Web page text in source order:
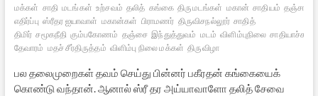
மக்கள் சாதி மடங்கள் உற்சவம் தலித் கங்கை திருமடங்கள் மகான் சாதியம் தஞ்சாவூர்
எதிர்ப்பு ஸ்ரீதர ஐயாவாள் மகான்கள் பிராமணர் திருவிசநல்லூர் சாதித்
திமிர் சமூகநீதி கும்பகோணம் தஞ்சை இந்துத்துவம் மடம் விளிம்புநிலை சாதியாச்சாரம்
தேவாரம் மதச் சீர்திருத்தம் விளிம்பு நிலை மக்கள் திருவிழா
பல தலைமுறைகள் தவம் செய்து பின்னர் பகீரதன் கங்கையைக்
கொண்டு வந்தான். ஆனால் ஸ்ரீ தர அய்யாவாளோ தலித் சேவை